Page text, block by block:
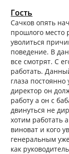
Гость
Сачков опять
прошлого место
уволиться
поведение. В
все смотрят. С
работать.
глаза
директор он
работу а он с
двинуться не
хотим работать
виноват и кого
генеральным
как